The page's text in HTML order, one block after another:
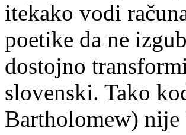
itekako vodi
poetike da ne
dostojno
slovenski. Tako
Bartholomew)